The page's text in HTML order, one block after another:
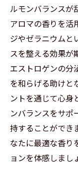
ルモンバランスが
アロマの香りを活
ジやゼラニウムと
スを整える効果が
エストロゲンの分
を和らげる助けと
ントを通じて心身
ンバランスをサポ
持することができ
なたに最適な香り
ョンを体感しまし